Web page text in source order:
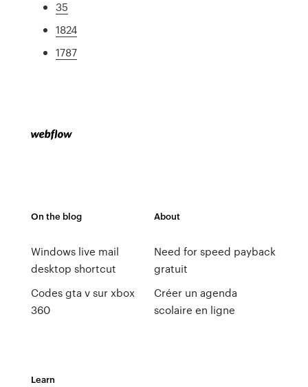
35
1824
1787
On the blog
Windows live mail
desktop shortcut
Codes gta v sur xbox
360
About
Need for speed payback
gratuit
Créer un agenda
scolaire en ligne
Learn